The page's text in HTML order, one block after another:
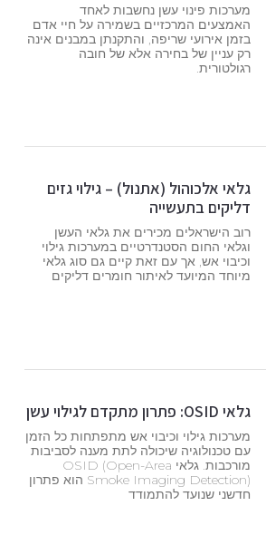
מערכות פינוי עשן נחשבות לאחד
האמצעים המרכזיים בשמירה על חיי אדם
בזמן אירועי שריפה, והתקנתן במבנים אינה
רק עניין של בחירה אלא של חובה
רגולטורית.
גלאי אלכוהול (אתנול) – גילוי גזים
דליקים בתעשייה
רוב הישראלים מכירים את גלאי העשן
וגלאי החום הסטנדרטיים במערכות גילוי
וכיבוי אש, אך עם זאת קיים גם סוג גלאי
מיוחד המיועד לאיתור חומרים דליקים
גלאי OSID: פתרון מתקדם לגילוי עשן
מערכות גילוי וכיבוי אש מתפתחות כל הזמן
עם טכנולוגיה שיכולה לתת מענה לסביבות
מורכבות. גלאי OSID (Open-Area
Smoke Imaging Detection) הוא פתרון
חדשני שנועד להתמודד